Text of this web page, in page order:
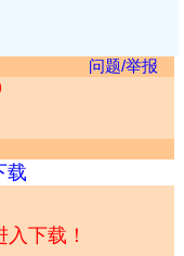
问题/举报
载
下载！